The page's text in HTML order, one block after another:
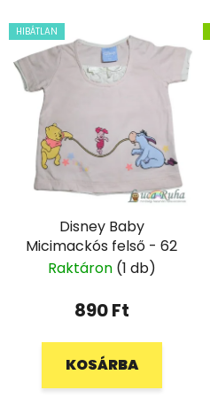
HIBÁTLAN
Disney Baby
Micimackós felső - 62
Raktáron (1 db)
890 Ft
KOSÁRBA